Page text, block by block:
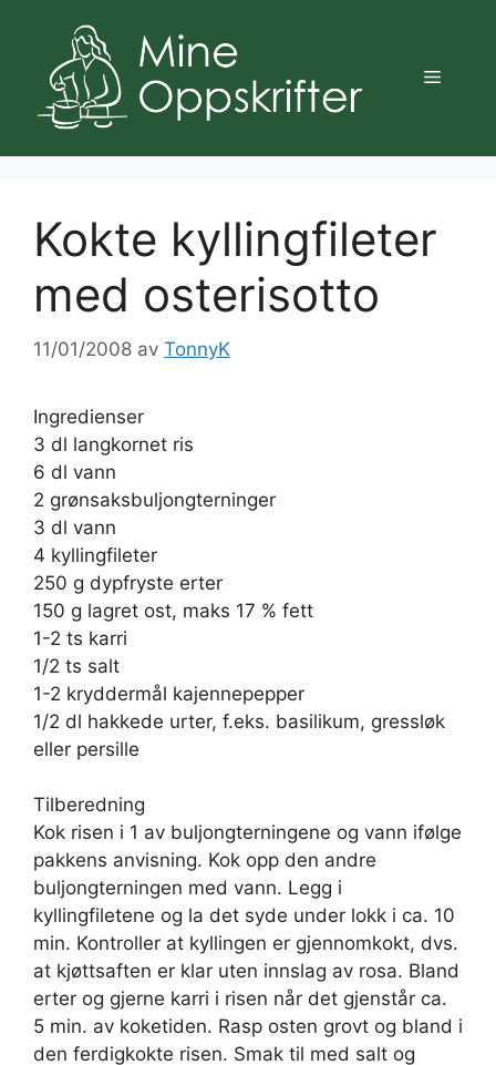
innhold
Meny
Kokte kyllingfileter
med osterisotto
11/01/2008 av TonnyK
Ingredienser
3 dl langkornet ris
6 dl vann
2 grønsaksbuljongterninger
3 dl vann
4 kyllingfileter
250 g dypfryste erter
150 g lagret ost, maks 17 % fett
1-2 ts karri
1/2 ts salt
1-2 kryddermål kajennepepper
1/2 dl hakkede urter, f.eks. basilikum, gressløk
eller persille
Tilberedning
Kok risen i 1 av buljongterningene og vann ifølge
pakkens anvisning. Kok opp den andre
buljongterningen med vann. Legg i
kyllingfiletene og la det syde under lokk i ca. 10
min. Kontroller at kyllingen er gjennomkokt, dvs.
at kjøttsaften er klar uten innslag av rosa. Bland
erter og gjerne karri i risen når det gjenstår ca.
5 min. av koketiden. Rasp osten grovt og bland i
den ferdigkokte risen. Smak til med salt og